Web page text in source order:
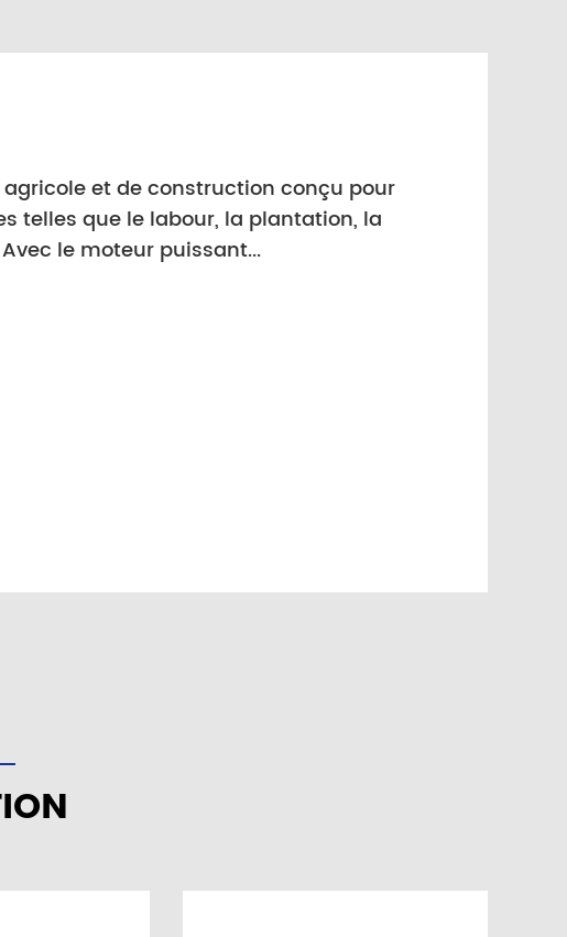
et de construction conçu pour
telles que le labour, la plantation, la
le moteur puissant...